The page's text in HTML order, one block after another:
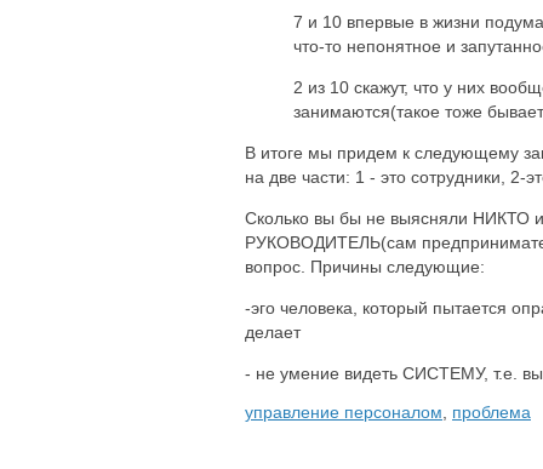
7 и 10 впервые в жизни
что-то непонятное и
2 из 10 скажут, что у них
занимаются(такое тоже
В итоге мы придем к следующему
на две части: 1 - это сотрудники, 2-
Сколько вы бы не выясняли
РУКОВОДИТЕЛЬ(сам
вопрос. Причины следующие:
-эго человека, который пытается
делает
- не умение видеть СИСТЕМУ, т.е.
управление персоналом
проблема